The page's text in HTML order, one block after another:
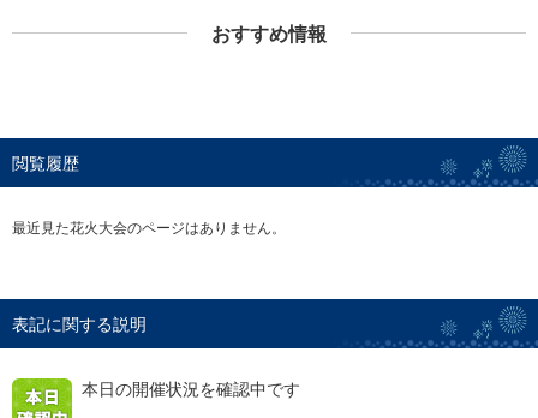
おすすめ情報
閲覧履歴
最近見た花火大会のページはありません。
表記に関する説明
本日の開催状況を確認中です